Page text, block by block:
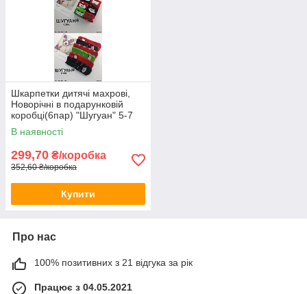
Шкарпетки дитячі махрові,
Новорічні в подарунковій
коробці(6пар) "Шугуан" 5-7
років.
В наявності
299,70 ₴/коробка
352,60 ₴/коробка
Купити
Про нас
100% позитивних з 21 відгука за рік
Працює з 04.05.2021